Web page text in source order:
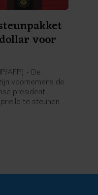
voor
AFP) - De
voornemens de
president
te steunen